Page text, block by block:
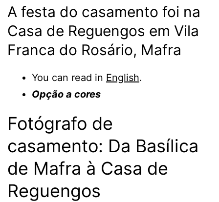
A festa do casamento foi na
Casa de Reguengos em Vila
Franca do Rosário, Mafra
You can read in English.
Opção a cores
Fotógrafo de
casamento: Da Basílica
de Mafra à Casa de
Reguengos